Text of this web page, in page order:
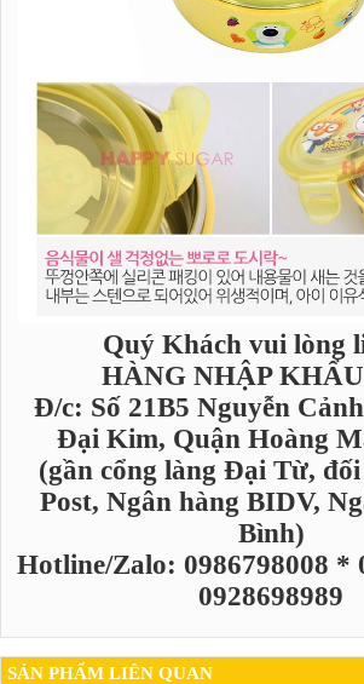
Quý Khách vui lòng
HÀNG NHẬP
Đ/c: Số 21B5 Nguyễn
Đại Kim, Quận Hoàng
(gần cổng làng Đại Từ,
Post, Ngân hàng BIDV,
Bình)
Hotline/Zalo: 0986798008 *
0928698989
SẢN PHẨM LIÊN QUAN